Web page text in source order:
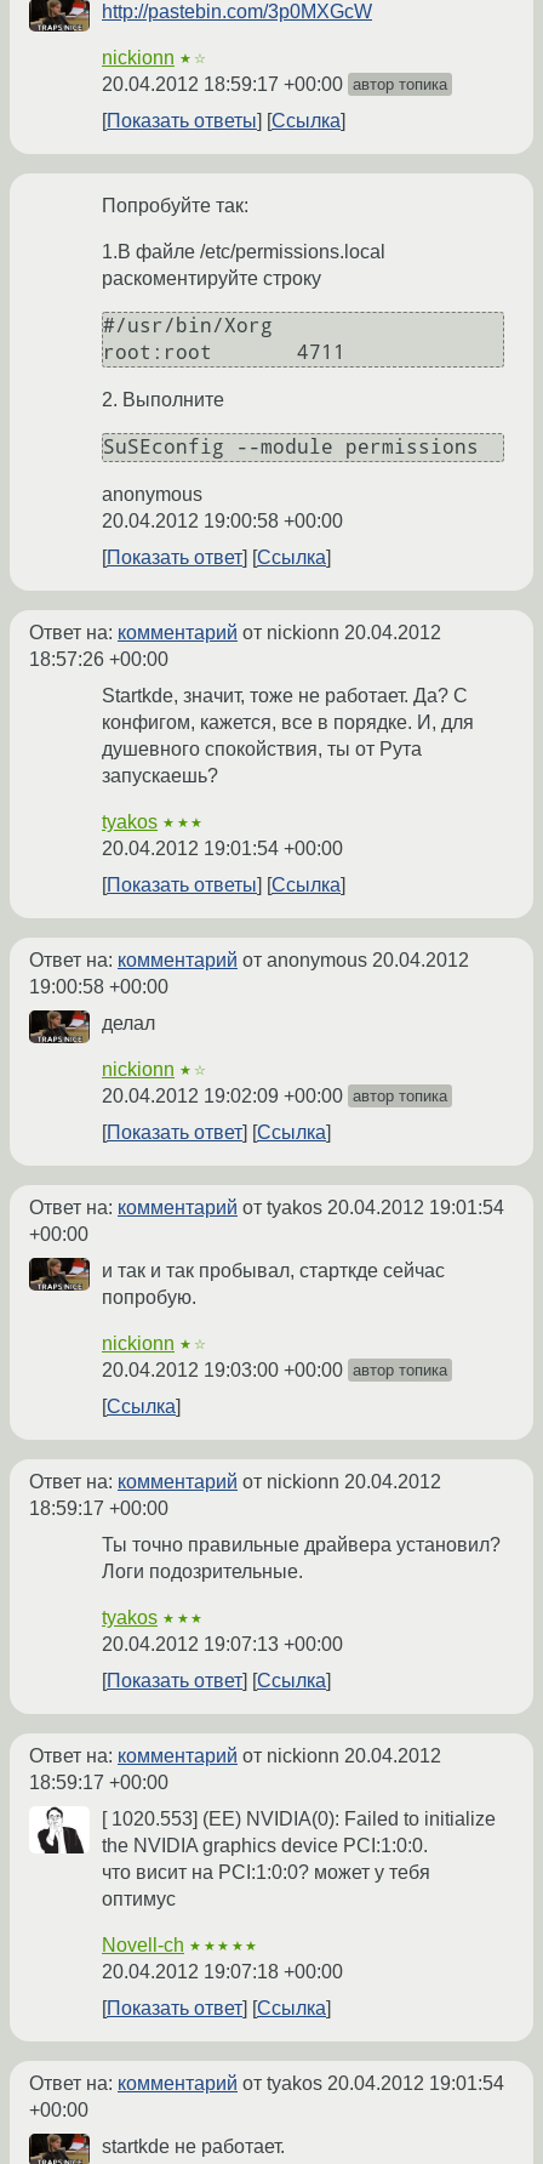
http://pastebin.com/3p0MXGcW
nickionn ★☆
20.04.2012 18:59:17 +00:00 автор топика
Показать ответы Ссылка
Попробуйте так:
1.В файле /etc/permissions.local
раскоментируйте строку
#/usr/bin/Xorg
2. Выполните
anonymous
20.04.2012 19:00:58 +00:00
Показать ответ
Ссылка
Ответ на: комментарий от nickionn 20.04.2012
18:57:26 +00:00
Startkde, значит, тоже не работает. Да? С
конфигом, кажется, все в порядке. И, для
душевного спокойствия, ты от Рута
запускаешь?
tyakos ★★★
20.04.2012 19:01:54 +00:00
Показать ответы
Ссылка
Ответ на: комментарий от anonymous 20.04.2012
19:00:58 +00:00
делал
nickionn ★☆
20.04.2012 19:02:09 +00:00 автор топика
Показать ответ Ссылка
Ответ на: комментарий от tyakos 20.04.2012 19:01:54
+00:00
и так и так пробывал, старткде сейчас
попробую.
nickionn ★☆
20.04.2012 19:03:00 +00:00 автор топика
Ссылка
Ответ на: комментарий от nickionn 20.04.2012
18:59:17 +00:00
Ты точно правильные драйвера установил?
Логи подозрительные.
tyakos ★★★
20.04.2012 19:07:13 +00:00
Показать ответ
Ссылка
Ответ на: комментарий от nickionn 20.04.2012
18:59:17 +00:00
[ 1020.553] (EE) NVIDIA(0): Failed to initialize
the NVIDIA graphics device PCI:1:0:0.
что висит на PCI:1:0:0? может у тебя
оптимус
Novell-ch ★★★★★
20.04.2012 19:07:18 +00:00
Показать ответ
Ссылка
Ответ на: комментарий от tyakos 20.04.2012 19:01:54
+00:00
startkde не работает.